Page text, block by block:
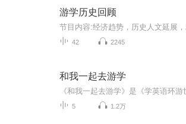
游学历史回顾
42 2245
和我一起去游学
5 1.2万